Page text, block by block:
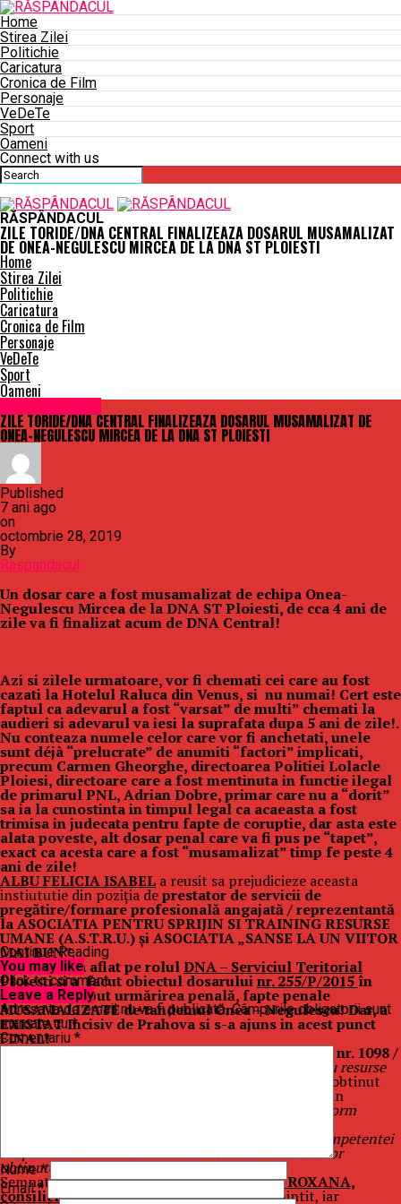
Home
Stirea Zilei
Politichie
Caricatura
Cronica de Film
Personaje
VeDeTe
Sport
Oameni
Connect with us
RĂSPÂNDACUL
ZILE TORIDE/DNA CENTRAL FINALIZEAZA DOSARUL MUSAMALIZAT
DE ONEA-NEGULESCU MIRCEA DE LA DNA ST PLOIESTI
Home
Stirea Zilei
Politichie
Caricatura
Cronica de Film
Personaje
VeDeTe
Sport
Oameni
ZILE TORIDE/DNA CENTRAL FINALIZEAZA DOSARUL MUSAMALIZAT DE
ONEA-NEGULESCU MIRCEA DE LA DNA ST PLOIESTI
Published
7 ani ago
on
octombrie 28, 2019
By
Raspandacul
Un dosar care a fost musamalizat de echipa Onea-
Negulescu Mircea de la DNA ST Ploiesti, de cca 4 ani de
zile va fi finalizat acum de DNA Central!
Azi si zilele urmatoare, vor fi chemati cei care au fost
cazati la Hotelul Raluca din Venus, si nu numai! Cert este
faptul ca adevarul a fost “varsat” de multi” chemati la
audieri si adevarul va iesi la suprafata dupa 5 ani de zile!.
Nu conteaza numele celor care vor fi anchetati, unele
sunt déjà “prelucrate” de anumiti “factori” implicati,
precum Carmen Gheorghe, directoarea Politiei Lolacle
Ploiesi, directoare care a fost mentinuta in functie ilegal
de primarul PNL, Adrian Dobre, primar care nu a “dorit”
sa ia la cunostinta in timpul legal ca acaeasta a fost
trimisa in judecata pentru fapte de coruptie, dar asta este
alata poveste, alt dosar penal care va fi pus pe “tapet”,
exact ca acesta care a fost “musamalizat” timp fe peste 4
ani de zile!
ALBU FELICIA ISABEL a reusit sa prejudicieze aceasta
instiututie din poziţia deprestator de servicii de
pregătire/formare profesională angajată / reprezentantă
la ASOCIATIA PENTRU SPRIJIN SI TRAINING RESURSE
UMANE (A.S.T.R.U.) şi ASOCIATIA „SANSE LA UN VIITOR
MAI BUN”.
Cauza s-a aflat pe rolulDNA – Serviciul Teritorial
Ploieştişi a facut obiectul dosaruluinr. 255/P/2015 în
care s-a început urmărirea penală, fapte penale
MUSAMALIZATE de tandemul Onea – Negulescu! Dar, a
EXISTAT Incisiv de Prahova si s-a ajuns in acest punct
FINAL!
Reamintim ca, prinREFERATUL DE NECESITATE nr. 1098 /
Serviciu resurse
s-a solicitat si obtinut
, in
„conform
profesionala/perfectionare, destinate dezvoltarii competentei
si aptitudinilor necesare cresterii calitatii rezultatelor
obtinute in exercitarea atributiilor”.
Semnatura apartine numiteiMANOLACHE ROXANA,
consilier juridicin cadrul serviciului sus amintit, iar
Continue Reading
You may like
Click to comment
Leave a Reply
Adresa ta de email nu va fi publicată. Câmpurile obligatorii sunt
marcate cu*
Comentariu *
Nume*
Email*